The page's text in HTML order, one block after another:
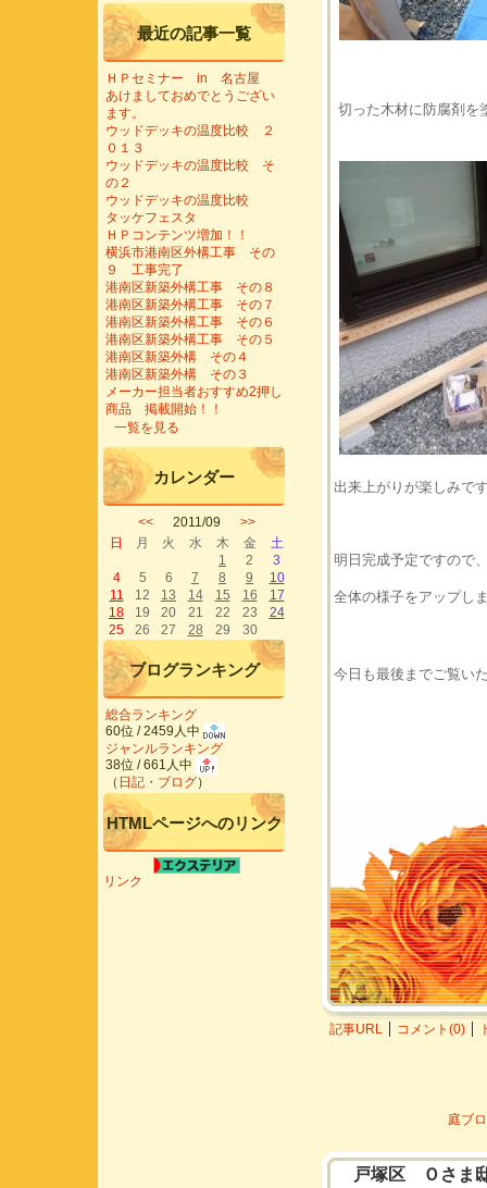
切った木材に防腐剤を
出来上がりが楽しみで
明日完成予定ですので
全体の様子をアップし
今日も最後までご覧い
記事URL コメント(0)
庭ブ
戸塚区 Ｏさま
最近の記事一覧
ＨＰセミナー in 名古屋
あけましておめでとうござい
ます。
ウッドデッキの温度比較 ２
０１３
ウッドデッキの温度比較 そ
の２
ウッドデッキの温度比較
タッケフェスタ
ＨＰコンテンツ増加！！
横浜市港南区外構工事 その
９ 工事完了
港南区新築外構工事 その８
港南区新築外構工事 その７
港南区新築外構工事 その６
港南区新築外構工事 その５
港南区新築外構 その４
港南区新築外構 その３
メーカー担当者おすすめ2押し
商品 掲載開始！！
一覧を見る
カレンダー
<< 2011/09 >>
日
月 火 水 木 金
土
1
2
3
4
5 6 7 8 9
10
11
12 13 14 15 16
17
18
19 20 21 22 23
24
25
26 27 28 29 30
ブログランキング
総合ランキング
60位 / 2459人中
ジャンルランキング
38位 / 661人中
（ 日記・ブログ）
HTMLページへのリンク
リンク